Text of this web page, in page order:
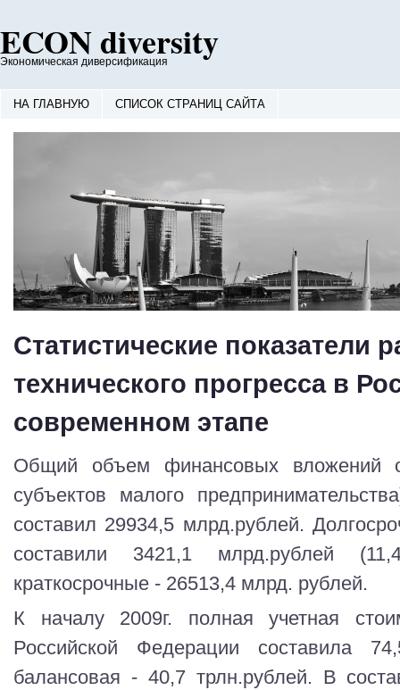
ECON diversity
Экономическая диверсификация
НА ГЛАВНУЮ СПИСОК СТРАНИЦ САЙТА
Статистические показатели
технического прогресса в
современном этапе
Общий объем финансовых вложений
субъектов малого
составил 29934,5 млрд.рублей.
составили 3421,1 млрд.рублей
краткосрочные - 26513,4 млрд. рублей.
К началу 2009г. полная учетная
Российской Федерации составила
балансовая - 40,7 трлн.рублей. В